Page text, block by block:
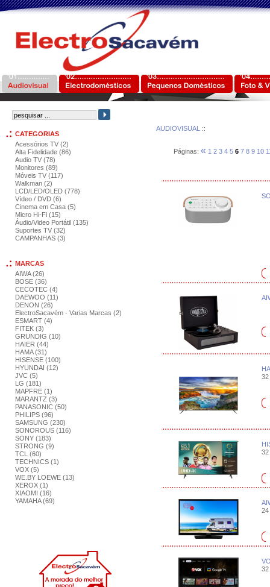
CATEGORIAS
Acessórios TV (2)
Alta Fidelidade (86)
Audio TV (78)
Monitores (89)
Móveis TV (117)
Walkman (2)
LCD/LED/OLED (778)
Vídeo / DVD (6)
Cinema em Casa (5)
Micro Hi-Fi (15)
Áudio/Video Portátil (135)
Suportes TV (32)
CAMPANHAS (3)
MARCAS
AIWA (26)
BOSE (36)
CECOTEC (4)
DAEWOO (11)
DENON (26)
ElectroSacavém - Varias Marcas (2)
ESMART (4)
FITEK (3)
GRUNDIG (10)
HAIER (44)
HAMA (31)
HISENSE (100)
HYUNDAI (12)
JVC (5)
LG (181)
MAPFRE (1)
MARANTZ (3)
PANASONIC (50)
PHILIPS (96)
SAMSUNG (230)
SONOROUS (116)
SONY (183)
STRONG (9)
TCL (60)
TECHNICS (1)
VOX (5)
WE.BY LOEWE (13)
XEROX (1)
XIAOMI (16)
YAMAHA (69)
AUDIOVISUAL ::
Páginas: « 1 2 3 4 5 6 7 8 9 10
32
32
24
32